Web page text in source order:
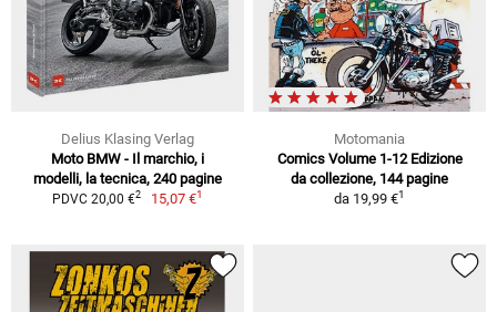
Delius Klasing Verlag
Moto BMW - Il marchio, i
modelli, la tecnica, 240 pagine
PDVC 20,00 €2 15,07 €1
Motomania
Comics Volume 1-12 Edizione
da collezione, 144 pagine
da 19,99 €1